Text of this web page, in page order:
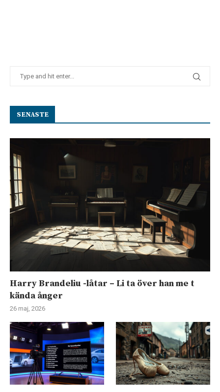
SENASTE
Harry Brandeliu -låtar – Li ta över han me t
kända ånger
26 maj, 2026